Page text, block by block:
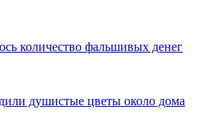
количество фальшивых денег
душистые цветы около дома